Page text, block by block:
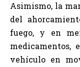
Asimismo, la
del
fuego, y en
medicamentos,
vehículo en